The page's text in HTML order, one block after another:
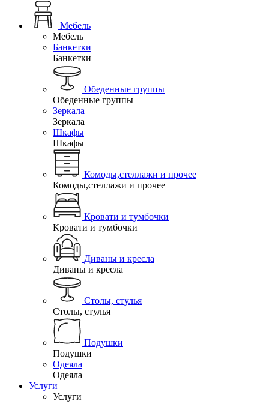
Мебель
Мебель
Банкетки
Банкетки
Обеденные группы
Обеденные группы
Зеркала
Зеркала
Шкафы
Шкафы
Комоды,стеллажи и прочее
Комоды,стеллажи и прочее
Кровати и тумбочки
Кровати и тумбочки
Диваны и кресла
Диваны и кресла
Столы, стулья
Столы, стулья
Подушки
Подушки
Одеяла
Одеяла
Услуги
Услуги